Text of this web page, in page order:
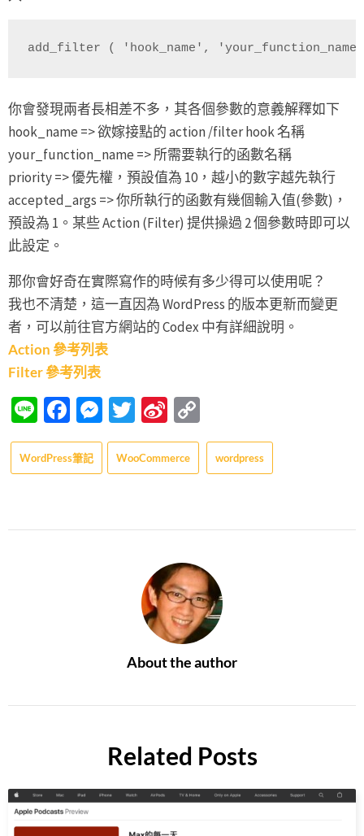
add_filter ( 'hook_name',
你會發現兩者長相差不多，其各個參數的意義解釋如下
hook_name => 欲嫁接點的 action /filter hook 名稱
your_function_name => 所需要執行的函數名稱
priority => 優先權，預設值為 10，越小的數字越先執行
accepted_args => 你所執行的函數有幾個輸入值(參數)，
預設為 1。某些 Action (Filter) 提供操過 2 個參數時即可以
此設定。
那你會好奇在實際寫作的時候有多少得可以使用呢？
我也不清楚，這一直因為 WordPress 的版本更新而變更
者，可以前往官方網站的 Codex 中有詳細說明。
Action 參考列表
Filter 參考列表
LineFacebook
Messenger
Twitter
Sina
Weibo
Link
WordPress筆記 WooCommerce wordpress
About the author
Related Posts